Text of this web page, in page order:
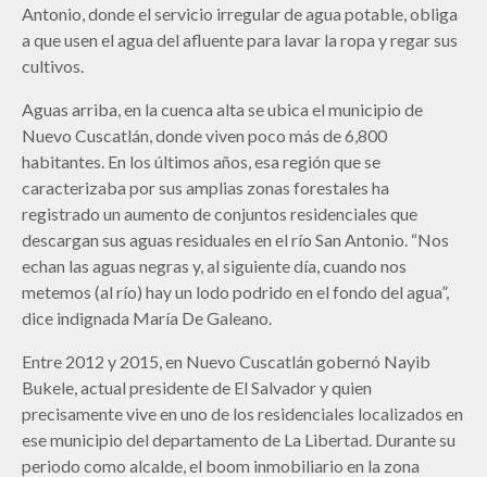
Antonio, donde el servicio irregular de agua potable, obliga
a que usen el agua del afluente para lavar la ropa y regar sus
cultivos.
Aguas arriba, en la cuenca alta se ubica el municipio de
Nuevo Cuscatlán, donde viven poco más de 6,800
habitantes. En los últimos años, esa región que se
caracterizaba por sus amplias zonas forestales ha
registrado un aumento de conjuntos residenciales que
descargan sus aguas residuales en el río San Antonio. “Nos
echan las aguas negras y, al siguiente día, cuando nos
metemos (al río) hay un lodo podrido en el fondo del agua”,
dice indignada María De Galeano.
Entre 2012 y 2015, en Nuevo Cuscatlán gobernó Nayib
Bukele, actual presidente de El Salvador y quien
precisamente vive en uno de los residenciales localizados en
ese municipio del departamento de La Libertad. Durante su
periodo como alcalde, el boom inmobiliario en la zona